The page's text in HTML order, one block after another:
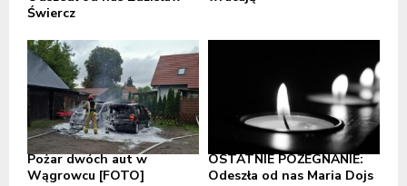
Świercz
Pożar dwóch aut w
Wągrowcu [FOTO]
OSTATNIE POŻEGNANIE:
Odeszła od nas Maria Dojs